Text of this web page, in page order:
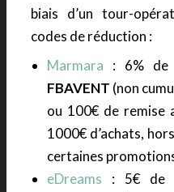
biais d’un tour-
codes de réduction :
Marmara : 6% de
FBAVENT (non
ou 100€ de remise
1000€ d’achats,
certaines
eDreams : 5€ de